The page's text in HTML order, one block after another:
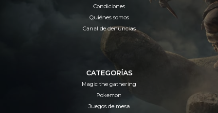
Condiciones
Quiénes somos
Canal de denuncias
CATEGORÍAS
Magic the gathering
Pokemon
Juegos de mesa